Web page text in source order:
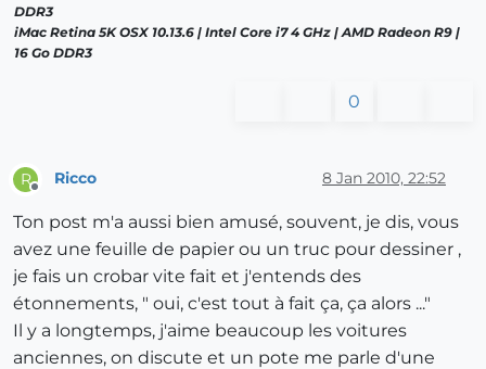
DDR3
iMac Retina 5K OSX 10.13.6 | Intel Core i7 4 GHz | AMD Radeon R9 |
16 Go DDR3
0
R Ricco 8 Jan 2010, 22:52
Ton post m'a aussi bien amusé, souvent, je dis, vous
avez une feuille de papier ou un truc pour dessiner ,
je fais un crobar vite fait et j'entends des
étonnements, " oui, c'est tout à fait ça, ça alors ..."
Il y a longtemps, j'aime beaucoup les voitures
anciennes, on discute et un pote me parle d'une